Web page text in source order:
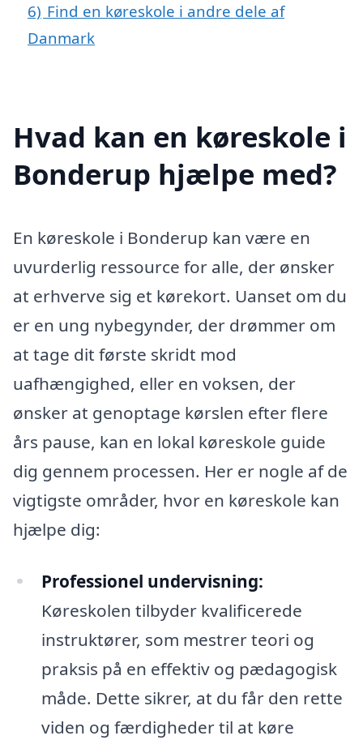
6) Find en køreskole i andre dele af
Danmark
Hvad kan en køreskole i
Bonderup hjælpe med?
En køreskole i Bonderup kan være en
uvurderlig ressource for alle, der ønsker
at erhverve sig et kørekort. Uanset om du
er en ung nybegynder, der drømmer om
at tage dit første skridt mod
uafhængighed, eller en voksen, der
ønsker at genoptage kørslen efter flere
års pause, kan en lokal køreskole guide
dig gennem processen. Her er nogle af de
vigtigste områder, hvor en køreskole kan
hjælpe dig:
Professionel undervisning:
Køreskolen tilbyder kvalificerede
instruktører, som mestrer teori og
praksis på en effektiv og pædagogisk
måde. Dette sikrer, at du får den rette
viden og færdigheder til at køre